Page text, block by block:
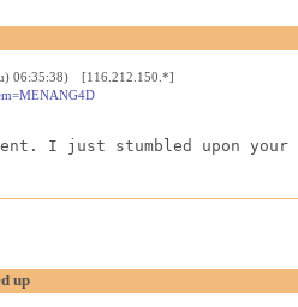
06:35:38) [116.212.150.*]
I just stumbled upon
up